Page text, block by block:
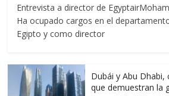
Entrevista a director de
Ha ocupado cargos en el
Egipto y como director
Dubái y Abu Dhabi,
que demuestran la